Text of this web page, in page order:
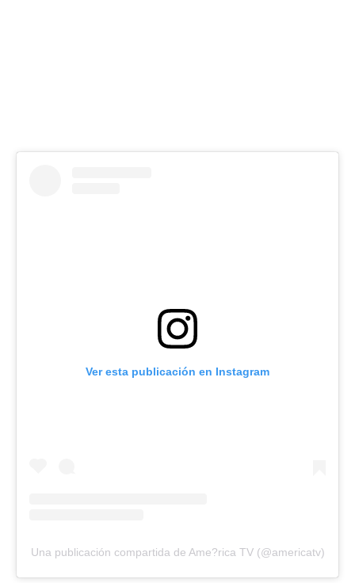
Ver esta publicación en Instagram
Una publicación compartida de Ame?rica TV (@americatv)